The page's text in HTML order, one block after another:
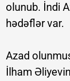
olunub. İndi
hədəflər var.
Azad
İlham